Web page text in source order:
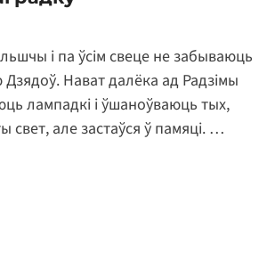
і па ўсім свеце не забываюць
Нават далёка ад Радзімы
лампадкі і ўшаноўваюць тых,
свет, але застаўся ў памяці. …